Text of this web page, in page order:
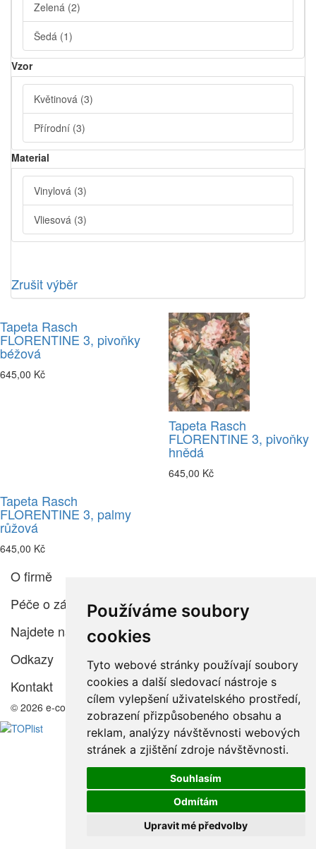
Používáme soubory
cookies
Tyto webové stránky používají soubory
cookies a další sledovací nástroje s
cílem vylepšení uživatelského prostředí,
zobrazení přizpůsobeného obsahu a
reklam, analýzy návštěvnosti webových
stránek a zjištění zdroje návštěvnosti.
Souhlasím
Odmítám
Upravit mé předvolby
Zelená (2)
Šedá (1)
Vzor
Květinová (3)
Přírodní (3)
Material
Vinylová (3)
Vliesová (3)
Zrušit výběr
Tapeta Rasch
FLORENTINE 3, pivoňky
béžová
645,00 Kč
Tapeta Rasch
FLORENTINE 3, pivoňky
hnědá
645,00 Kč
Tapeta Rasch
FLORENTINE 3, palmy
růžová
645,00 Kč
O firmě
Péče o zákazníka
Najdete nás
Odkazy
Kontakt
© 2026 e-color.cz